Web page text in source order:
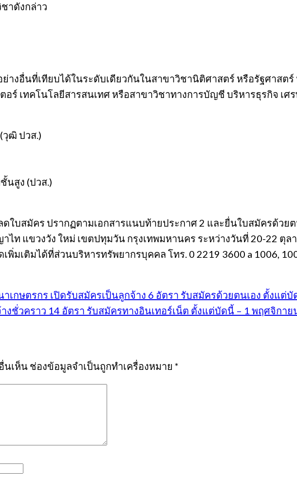
าดังกล่าว
งอื่นที่เทียบได้ในระดับเดียวกันในสาขาวิชานิติศาสตร์ หรือรัฐศาสตร์
อร์ เทคโนโลยีสารสนเทศ หรือสาขาวิชาทางการบัญชี บริหารธุรกิจ เ
วุฒิ ปวส.)
นสูง (ปวส.)
ใบสมัคร ปรากฏตามเอกสารแนบท้ายประกาศ 2 และยื่นใบสมัครด้ว
ไท แขวงวัง ใหม่ เขตปทุมวัน กรุงเทพมหานคร ระหว่างวันที่ 20-22 ตุล
เพิ่มเติมได้ที่ส่วนบริหารทรัพยากรบุคคล โทร. 0 2219 3600 a 1006,
กษตรกร เปิดรับสมัครเป็นลูกจ้าง 6 อัตรา รับสมัครด้วยตนเอง ตั้งแต่บั
งชั่วคราว 14 อัตรา รับสมัครทางอินเทอร์เน็ต ตั้งแต่บัดนี้ – 1 พฤศจิกาย
นเห็น ช่องข้อมูลจำเป็นถูกทำเครื่องหมาย *